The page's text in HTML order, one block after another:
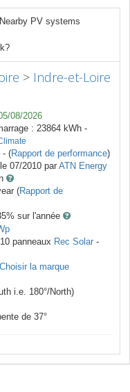
Nearby PV systems
> Indre-et-Loire
08/2026
: 23864 kWh -
- (Rapport de performance)
07/2010 par ATN Energy
(Rapport de
% sur l'année
10 panneaux Rec Solar -
Choisir la marque
i.e. 180°/North)
de 37°